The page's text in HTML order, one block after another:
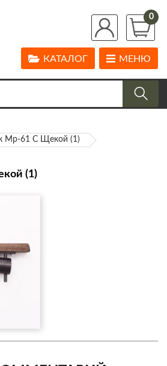
0
МЕНЮ
КАТАЛОГ
Мр-61 С Щекой (1)
(1)